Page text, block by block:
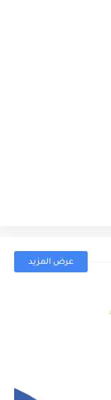
عرض المزيد